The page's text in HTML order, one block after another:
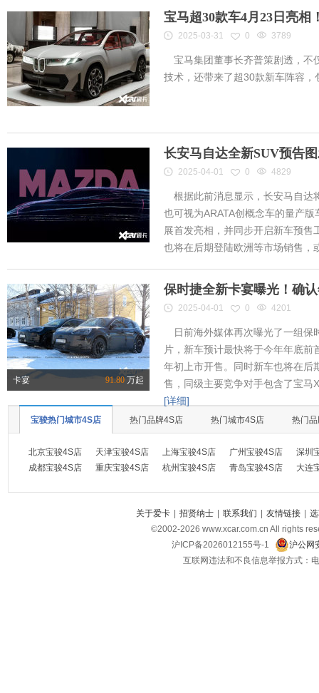
宝马超30款车4月23日亮
2025-03-31 0 3789
宝马集团董事长齐普策剧透，不
技术，还带来了超30款新车阵容
长安马自达全新SUV预告
2025-04-01 0 4829
根据此前消息显示，长安马自达
也可视为ARATA创概念车的量产
展首发亮相，并同步开启新车预售
也将在后期登陆欧洲等市场销售，
卡宴 91.80万起
保时捷全新卡宴曝光！确
2025-04-01 0 4201
日前海外媒体再次曝光了一组保
片，新车预计最快将于今年年底
年初上市开售。同时新车也将在后
售，同级主要竞争对手包含了宝马
[详细]
宝骏热门城市4S店 热门品牌4S店 热门城市4S店 热门
北京宝骏4S店 天津宝骏4S店 上海宝骏4S店 广州宝骏4S店
深圳
成都宝骏4S店
重庆宝骏4S店 杭州宝骏4S店 青岛宝骏4S店 大连
关于爱卡 | 招贤纳士 | 联系我们 | 友情链接 |
©2002-2026 www.xcar.com.cn All rights
沪ICP备2026012155号-1
沪公网
互联网违法和不良信息举报方式：